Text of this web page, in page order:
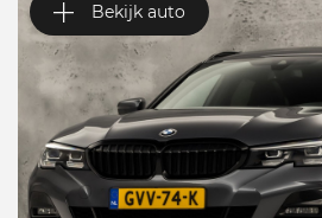
Bekijk auto